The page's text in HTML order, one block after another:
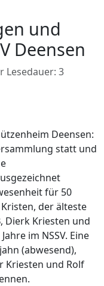
und
Deensen
Lesedauer: 3
Deensen:
statt und
für 50
der älteste
Dierk Kriesten und
im NSSV. Eine
(abwesend),
Kriesten und Rolf